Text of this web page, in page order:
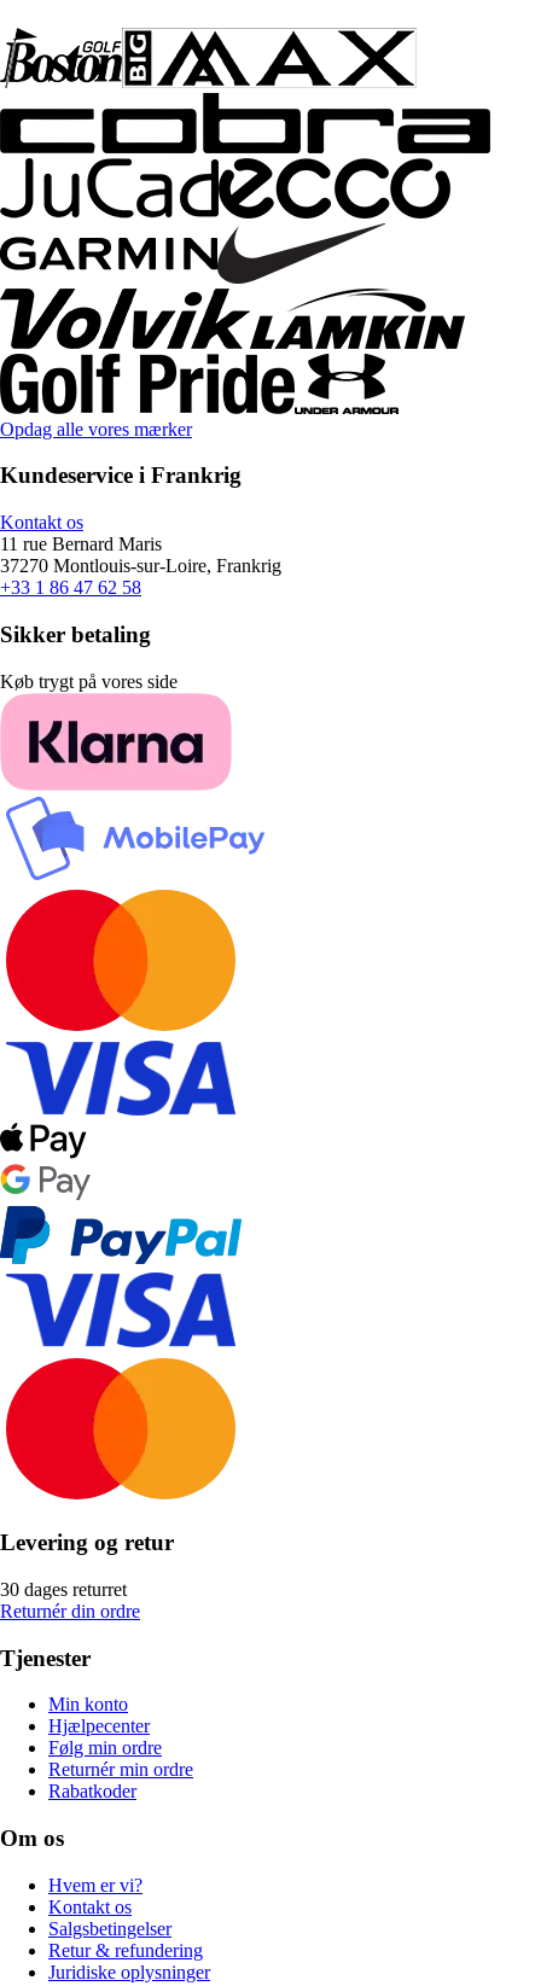
Opdag alle vores mærker
Kundeservice i Frankrig
Kontakt os
11 rue Bernard Maris
37270 Montlouis-sur-Loire, Frankrig
+33 1 86 47 62 58
Sikker betaling
Køb trygt på vores side
Levering og retur
30 dages returret
Returnér din ordre
Tjenester
Min konto
Hjælpecenter
Følg min ordre
Returnér min ordre
Rabatkoder
Om os
Hvem er vi?
Kontakt os
Salgsbetingelser
Retur & refundering
Juridiske oplysninger